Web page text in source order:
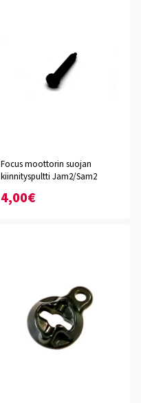
Focus moottorin suojan
kiinnityspultti Jam2/Sam2
4,00€